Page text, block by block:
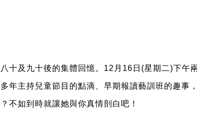
十及九十後的集體回憶。 12 月 16 日 (星期二)下午
年主持兒童節目的點滴、早期報讀藝訓班的趣事
不如到時就讓她與你真情剖白吧 ！